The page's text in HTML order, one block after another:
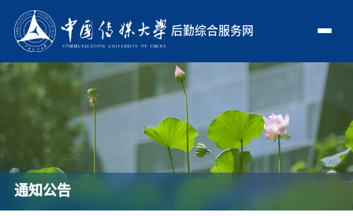
后勤综合服务网
通知公告